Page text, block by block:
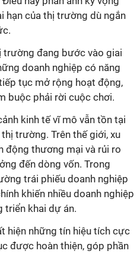
hạn của thị trường dù ngắn
trường đang bước vào giai
doanh nghiệp có năng
tục mở rộng hoạt động,
buộc phải rời cuộc chơi.
kinh tế vĩ mô vẫn tồn tại
trường. Trên thế giới, xu
động thương mại và rủi ro
đến dòng vốn. Trong
trái phiếu doanh nghiệp
khiến nhiều doanh nghiệp
triển khai dự án.
hiện những tín hiệu tích cực
được hoàn thiện, góp phần